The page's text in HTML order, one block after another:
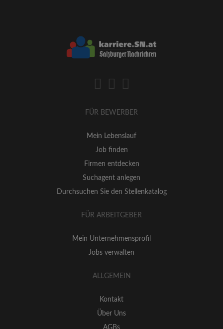
FÜR BEWERBER
Mein Lebenslauf
Job finden
Firmen entdecken
Suchagent anlegen
Durchsuchen Sie den Stellenkatalog
FÜR ARBEITGEBER
Mein Unternehmensprofil
Jobs verwalten
ALLGEMEIN
Kontakt
Über Uns
AGBs